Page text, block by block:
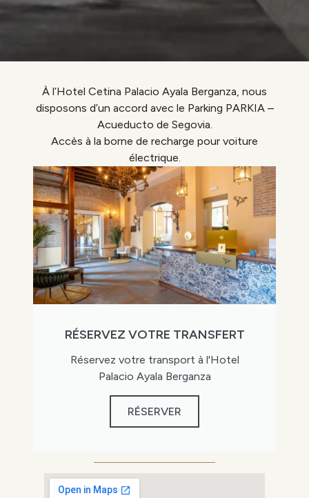
À l’Hotel Cetina Palacio Ayala Berganza, nous
disposons d’un accord avec le Parking PARKIA –
Acueducto de Segovia.
Accès à la borne de recharge pour voiture
électrique.
RÉSERVEZ VOTRE TRANSFERT
Réservez votre transport à l'Hotel
Palacio Ayala Berganza
RÉSERVER